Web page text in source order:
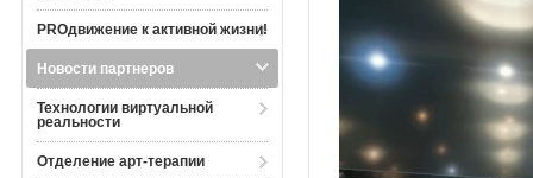
PROдвижение к активной жизни!
Новости партнеров
Технологии виртуальной
реальности
Отделение арт-терапии